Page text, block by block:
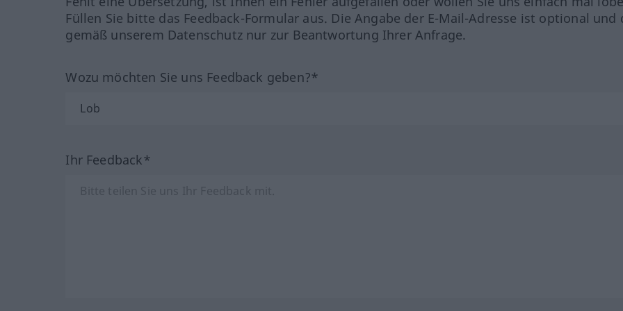
Füllen Sie bitte das Feedback-Formular aus. Die Angabe der E-Mail-Adresse ist optional und
gemäß unserem Datenschutz nur zur Beantwortung Ihrer Anfrage.
Wozu möchten Sie uns Feedback geben?*
Ihr Feedback*